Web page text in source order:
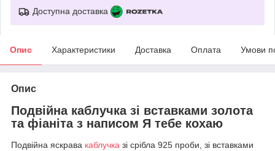
Доступна доставка
Опис Характеристики Доставка Оплата Умови
Опис
Подвійна каблучка зі вставками золота
та фіаніта з написом Я тебе кохаю
Подвійна яскрава каблучка зі срібла 925 проби, зі вставками